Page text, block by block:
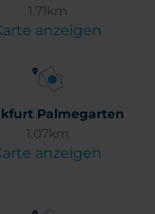
1.71km
anzeigen
Palmegarten
1.07km
anzeigen